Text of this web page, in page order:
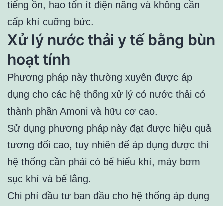
tiếng ồn, hao tốn ít điện năng và không cần
cấp khí cuỡng bức.
Xử lý nước thải y tế bằng bùn
hoạt tính
Phương pháp này thường xuyên được áp
dụng cho các hệ thống xử lý có nước thải có
thành phần Amoni và hữu cơ cao.
Sử dụng phương pháp này đạt được hiệu quả
tương đối cao, tuy nhiên để áp dụng được thì
hệ thống cần phải có bể hiếu khí, máy bơm
sục khí và bể lắng.
Chi phí đầu tư ban đầu cho hệ thống áp dụng